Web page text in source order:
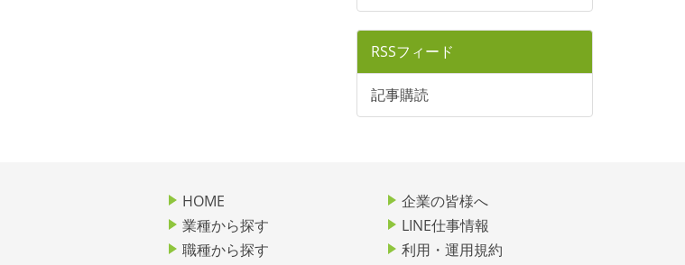
RSSフィード
記事購読
HOME
業種から探す
職種から探す
企業の皆様へ
LINE仕事情報
利用・運用規約